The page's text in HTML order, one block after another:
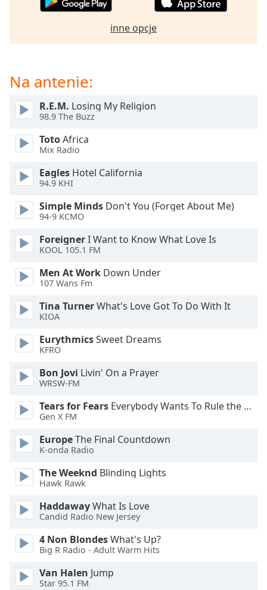
window.
cancel
close
window.
Color
Opacity
Background
Color
Opacity
Caption
Area
Color
Opacity
Font
Edge
Style
Font
Family
inne opcje
Na antenie:
R.E.M. Losing My Religion
98.9 The Buzz
TotoAfrica
Mix Radio
Eagles Hotel California
94.9 KHI
Simple Minds Don't You (Forget About Me)
94-9 KCMO
ForeignerI Want to Know What Love Is
KOOL 105.1 FM
Men At Work Down Under
107 Wans Fm
Tina TurnerWhat's Love Got To Do With It
KIOA
EurythmicsSweet Dreams
KFRO
Bon Jovi Livin' On a Prayer
WRSW-FM
Tears for Fears Everybody Wants To Rule the World
Gen X FM
EuropeThe Final Countdown
K-onda Radio
The Weeknd Blinding Lights
Hawk Rawk
HaddawayWhat Is Love
Candid Radio New Jersey
4 Non BlondesWhat's Up?
Big R Radio - Adult Warm Hits
Van Halen Jump
Star 95.1 FM